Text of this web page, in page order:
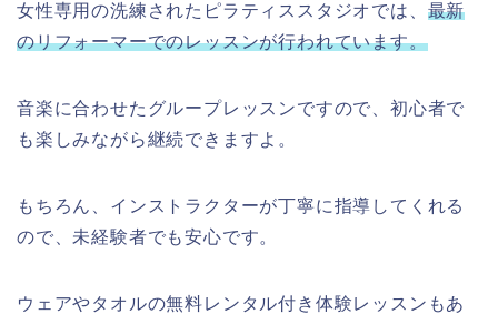
女性専用の洗練されたピラティススタジオでは、 最新
のリフォーマーでのレッスンが行われています。
音楽に合わせたグループレッスンですので、初心者で
も楽しみながら継続できますよ。
もちろん、インストラクターが丁寧に指導してくれる
ので、未経験者でも安心です。
ウェアやタオルの無料レンタル付き体験レッスンもあ